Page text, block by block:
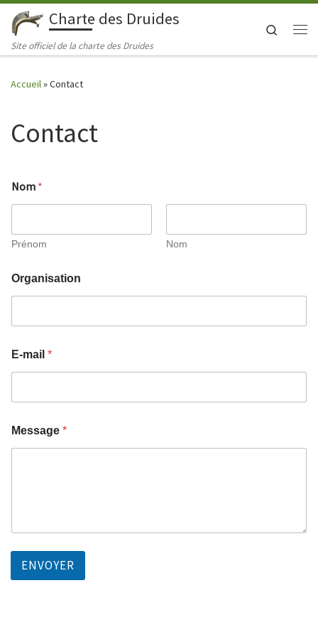
Skip to content
Charte des Druides
Site officiel de la charte des Druides
Search
Accueil»Contact
Contact
Nom *
Prénom Nom
Organisation
E-mail *
Message *
ENVOYER